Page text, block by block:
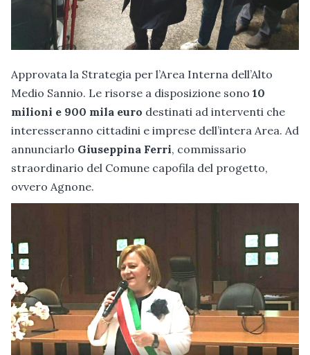
Approvata la Strategia per l’Area Interna dell’Alto
Medio Sannio. Le risorse a disposizione sono 10
milioni e 900 mila euro destinati ad interventi che
interesseranno cittadini e imprese dell’intera Area. Ad
annunciarlo Giuseppina Ferri, commissario
straordinario del Comune capofila del progetto,
ovvero Agnone.